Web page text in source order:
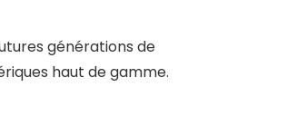
générations de
haut de gamme.